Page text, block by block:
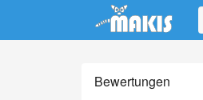
Update cookies preferences
Bewertungen